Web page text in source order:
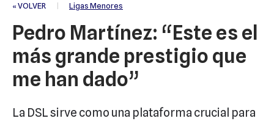
« VOLVER | Ligas Menores
Pedro Martínez: “Este es el
más grande prestigio que
me han dado”
La DSL sirve como una plataforma crucial para